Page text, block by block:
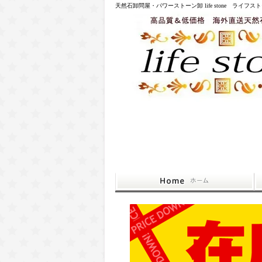
天然石卸問屋・パワーストーン卸 life stone ライフス